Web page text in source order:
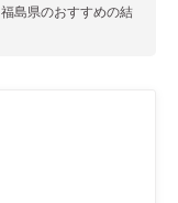
福島県のおすすめの結